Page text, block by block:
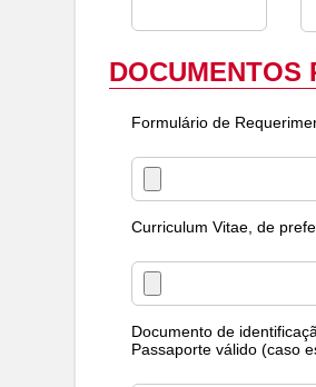
DOCUMENTOS
Formulário de
Curriculum Vitae, de
Documento de
Passaporte válido (caso